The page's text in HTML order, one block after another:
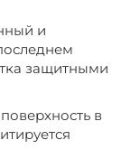
и
защитными
в